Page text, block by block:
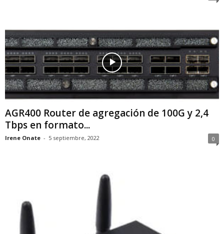
AGR400 Router de agregación de 100G y 2,4
Tbps en formato...
Irene Onate - 5 septiembre, 2022 0